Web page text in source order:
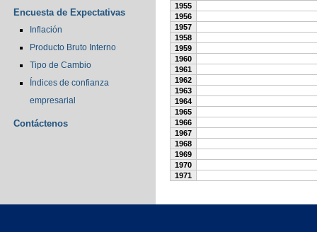
Encuesta de Expectativas
Inflación
Producto Bruto Interno
Tipo de Cambio
Índices de confianza
empresarial
Contáctenos
1955
1956
1957
1958
1959
1960
1961
1962
1963
1964
1965
1966
1967
1968
1969
1970
1971